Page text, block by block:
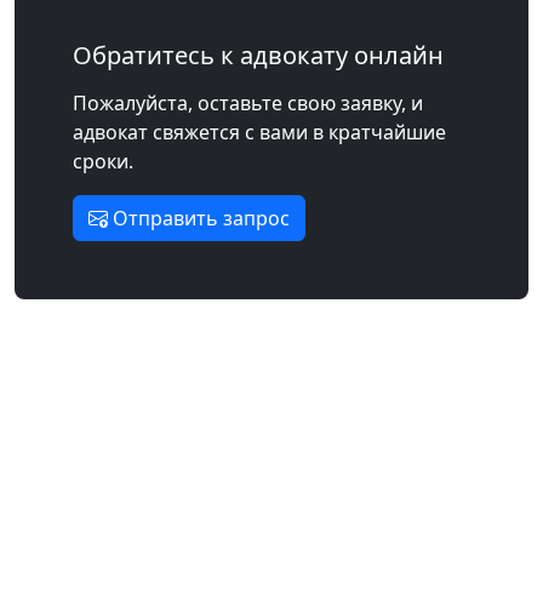
Обратитесь к адвокату онлайн
Пожалуйста, оставьте свою заявку, и
адвокат свяжется с вами в кратчайшие
сроки.
Отправить запрос